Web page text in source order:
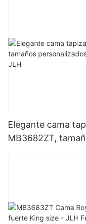
Elegante cama
MB3682ZT,
Precio de fábrica